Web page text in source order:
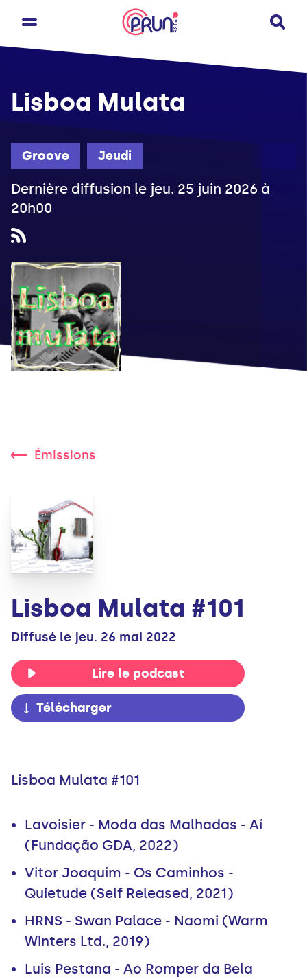
Groove Jeudi
Lisboa Mulata
Dernière diffusion le jeu. 25 juin 2026 à
20h00
Émissions
Lisboa Mulata #101
Diffusé le jeu. 26 mai 2022
Lire le podcast
Télécharger
Lisboa Mulata #101
Lavoisier - Moda das Malhadas - Aí
(Fundação GDA, 2022)
Vitor Joaquim - Os Caminhos -
Quietude (Self Released, 2021)
HRNS - Swan Palace - Naomi (Warm
Winters Ltd., 2019)
Luis Pestana - Ao Romper da Bela